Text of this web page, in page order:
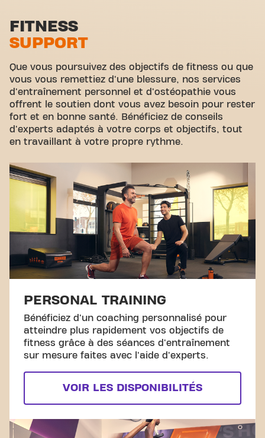
fitness et la communauté se rejoignent.
Zone d'étirement
Cyclisme virtuel
Visite guidée
FITNESS
SUPPORT
Que vous poursuivez des objectifs de fitness ou que
vous vous remettiez d'une blessure, nos services
d'entraînement personnel et d'ostéopathie vous
offrent le soutien dont vous avez besoin pour rester
fort et en bonne santé. Bénéficiez de conseils
d'experts adaptés à votre corps et objectifs, tout
en travaillant à votre propre rythme.
PERSONAL TRAINING
Bénéficiez d'un coaching personnalisé pour
atteindre plus rapidement vos objectifs de
fitness grâce à des séances d'entraînement
sur mesure faites avec l'aide d'experts.
VOIR LES DISPONIBILITÉS